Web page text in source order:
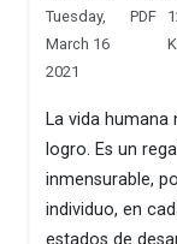
Tuesday,
March 16
2021
PDF
La vida humana
logro. Es un
inmensurable,
individuo, en
estados de